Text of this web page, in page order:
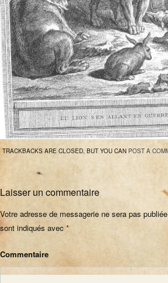
TRACKBACKS ARE CLOSED, BUT YOU CAN POST A
Laisser un commentaire
Votre adresse de messagerie ne sera pas
sont indiqués avec *
Commentaire